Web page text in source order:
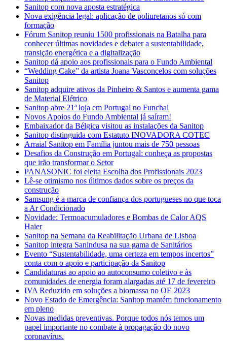
Sanitop com nova aposta estratégica
Nova exigência legal: aplicação de poliuretanos só com
formação
Fórum Sanitop reuniu 1500 profissionais na Batalha para
conhecer últimas novidades e debater a sustentabilidade,
transição energética e a digitalização
Sanitop dá apoio aos profissionais para o Fundo Ambiental
“Wedding Cake” da artista Joana Vasconcelos com soluções
Sanitop
Sanitop adquire ativos da Pinheiro & Santos e aumenta gama
de Material Elétrico
Sanitop abre 21ª loja em Portugal no Funchal
Novos Apoios do Fundo Ambiental já saíram!
Embaixador da Bélgica visitou as instalações da Sanitop
Sanitop distinguida com Estatuto INOVADORA COTEC
Arraial Sanitop em Família juntou mais de 750 pessoas
Desafios da Construção em Portugal: conheça as propostas
que irão transformar o Setor
PANASONIC foi eleita Escolha dos Profissionais 2023
Lê-se otimismo nos últimos dados sobre os preços da
construção
Samsung é a marca de confiança dos portugueses no que toca
a Ar Condicionado
Novidade: Termoacumuladores e Bombas de Calor AQS
Haier
Sanitop na Semana da Reabilitação Urbana de Lisboa
Sanitop integra Sanindusa na sua gama de Sanitários
Evento “Sustentabilidade, uma certeza em tempos incertos”
conta com o apoio e participação da Sanitop
Candidaturas ao apoio ao autoconsumo coletivo e às
comunidades de energia foram alargadas até 17 de fevereiro
IVA Reduzido em soluções a biomassa no OE 2023
Novo Estado de Emergência: Sanitop mantém funcionamento
em pleno
Novas medidas preventivas. Porque todos nós temos um
papel importante no combate à propagação do novo
coronavírus.